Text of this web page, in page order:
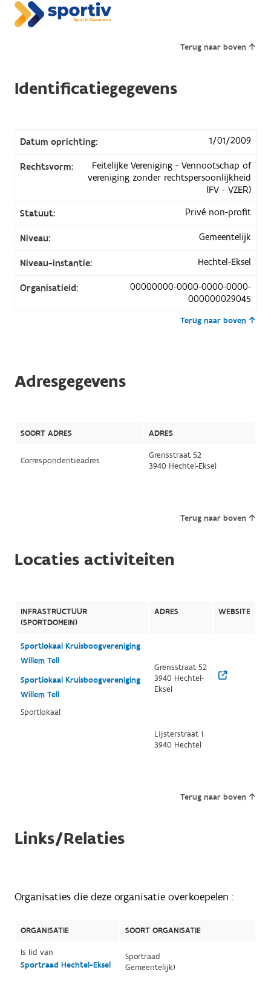
Terug naar boven
Identificatiegegevens
Datum oprichting: 1/01/2009
Rechtsvorm:
Feitelijke Vereniging - Vennootschap of
vereniging zonder rechtspersoonlijkheid
(FV - VZER)
Statuut:
Privé non-profit
Niveau: Gemeentelijk
Niveau-instantie: Hechtel-Eksel
Organisatieid:
00000000-0000-0000-0000-
000000029045
Terug naar boven
Adresgegevens
SOORT ADRES ADRES
Correspondentieadres
Grensstraat 52
3940 Hechtel-Eksel
Terug naar boven
Locaties activiteiten
INFRASTRUCTUUR
(SPORTDOMEIN)
ADRES WEBSITE
Sportlokaal Kruisboogvereniging
Willem Tell
Sportlokaal Kruisboogvereniging
Willem Tell
Sportlokaal
Grensstraat 52
3940 Hechtel-
Eksel
Lijsterstraat 1
3940 Hechtel
Terug naar boven
Links/Relaties
Organisaties die deze organisatie overkoepelen :
ORGANISATIE
SOORT ORGANISATIE
Is lid van
Sportraad Hechtel-Eksel
Sportraad
Gemeentelijk)